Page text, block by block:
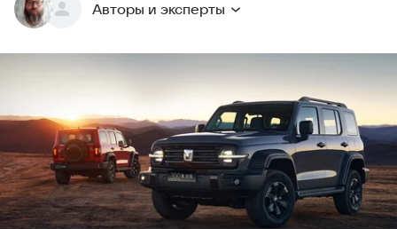
Авторы и эксперты